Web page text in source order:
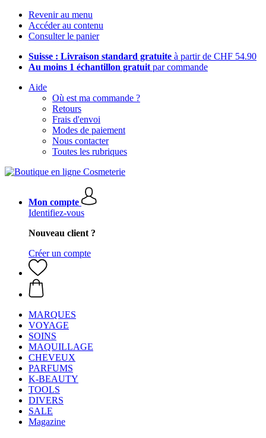
Revenir au menu
Accéder au contenu
Consulter le panier
Suisse : Livraison standard gratuite à partir de CHF 54.90
Au moins 1 échantillon gratuit par commande
Aide
Où est ma commande ?
Retours
Frais d'envoi
Modes de paiement
Nous contacter
Toutes les rubriques
Mon compte
Identifiez-vous
Nouveau client ?
Créer un compte
MARQUES
VOYAGE
SOINS
MAQUILLAGE
CHEVEUX
PARFUMS
K-BEAUTY
TOOLS
DIVERS
SALE
Magazine